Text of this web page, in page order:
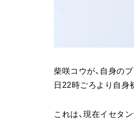
柴咲コウが、自身の
日22時ごろより自身
これは、現在イセタ